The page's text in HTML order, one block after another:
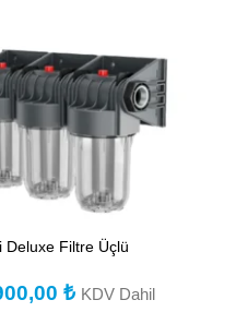
Deluxe Filtre Üçlü
₺ KDV Dahil